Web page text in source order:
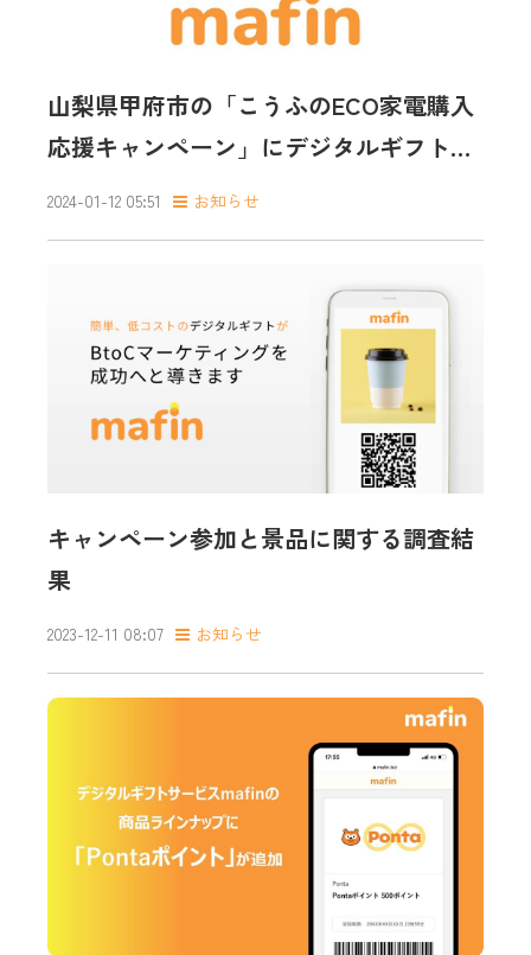
山梨県甲府市の「こうふのECO家電購入
応援キャンペーン」にデジタルギフトを
提供
2024-01-12 05:51 お知らせ
キャンペーン参加と景品に関する調査結
果
2023-12-11 08:07 お知らせ